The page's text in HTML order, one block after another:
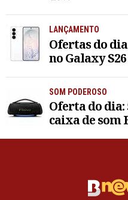
LANÇAMENTO
Ofertas do
no Galaxy
SOM PODEROSO
Oferta do dia:
caixa de som